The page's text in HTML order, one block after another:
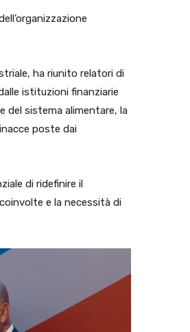
ha riunito relatori di
istituzioni finanziarie
del sistema alimentare, la
poste dai
di ridefinire il
e la necessità di